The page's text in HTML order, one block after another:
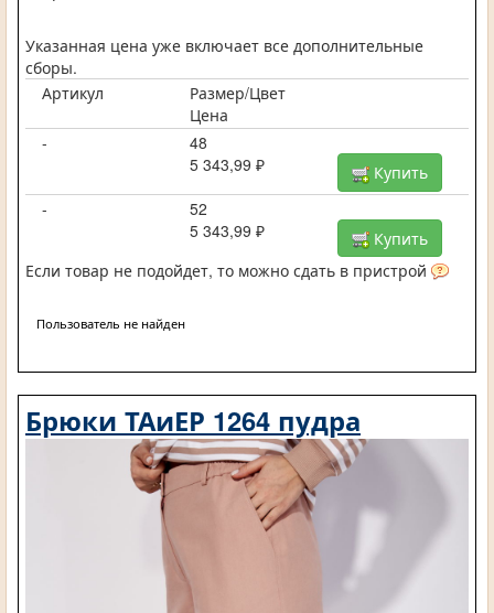
Указанная цена уже включает все дополнительные
сборы.
Артикул
Размер/Цвет
Цена
-
48
5 343,99 ₽
Купить
-
52
5 343,99 ₽
Купить
Если товар не подойдет, то можно сдать в пристрой
Пользователь не найден
Брюки ТАиЕР 1264 пудра